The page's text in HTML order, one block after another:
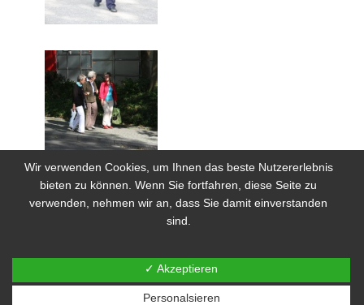
Wir verwenden Cookies, um Ihnen das beste Nutzererlebnis
bieten zu können. Wenn Sie fortfahren, diese Seite zu
verwenden, nehmen wir an, dass Sie damit einverstanden
sind.
✓ Akzeptieren
Personalsieren